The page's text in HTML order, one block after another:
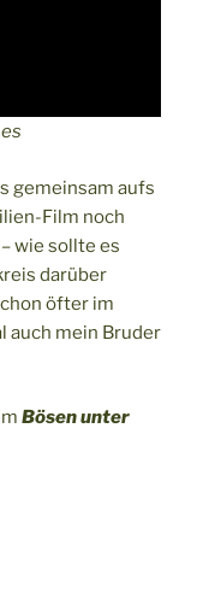
gemeinsam aufs
Film noch
wie sollte es
darüber
öfter im
auch mein Bruder
Bösen unter